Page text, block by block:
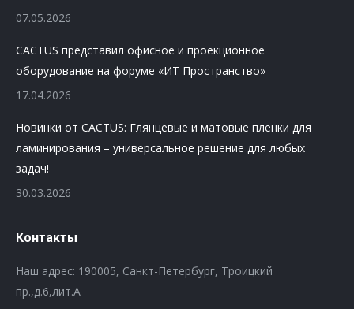
07.05.2026
CACTUS представил офисное и проекционное
оборудование на форуме «ИТ Пространство»
17.04.2026
Новинки от CACTUS: Глянцевые и матовые пленки для
ламинирования – универсальное решение для любых
задач!
30.03.2026
Контакты
Наш адрес: 190005, Санкт-Петербург, Троицкий
пр.,д.6,лит.А